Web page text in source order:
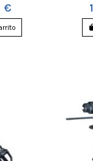
€